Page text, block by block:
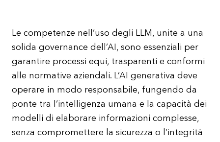
Le competenze nell’uso degli LLM, unite a una
solida governance dell’AI, sono essenziali per
garantire processi equi, trasparenti e conformi
alle normative aziendali. L’AI generativa deve
operare in modo responsabile, fungendo da
ponte tra l’intelligenza umana e la capacità dei
modelli di elaborare informazioni complesse,
senza compromettere la sicurezza o l’integrità